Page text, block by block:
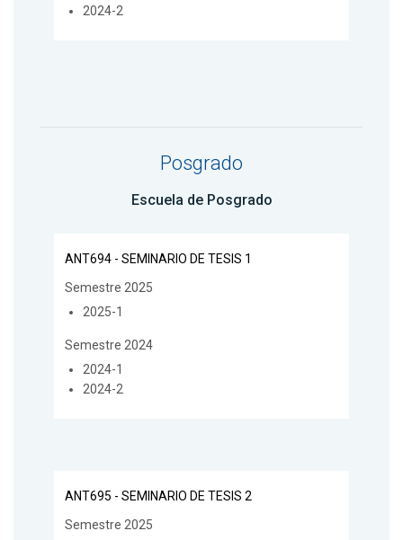
2024-2
Posgrado
Escuela de Posgrado
ANT694 - SEMINARIO DE TESIS 1
Semestre 2025
2025-1
Semestre 2024
2024-1
2024-2
ANT695 - SEMINARIO DE TESIS 2
Semestre 2025